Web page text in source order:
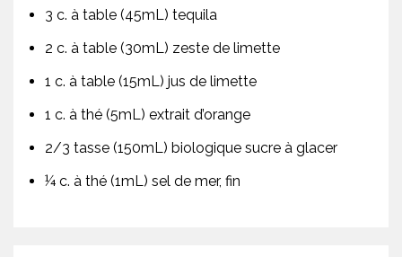
3 c. à table (45mL) tequila
2 c. à table (30mL) zeste de limette
1 c. à table (15mL) jus de limette
1 c. à thé (5mL) extrait d’orange
2/3 tasse (150mL) biologique sucre à glacer
¼ c. à thé (1mL) sel de mer, fin